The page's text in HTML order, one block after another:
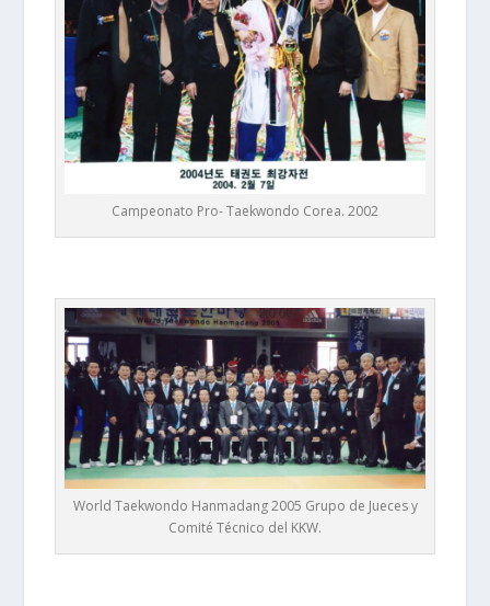
Campeonato Pro- Taekwondo Corea. 2002
World Taekwondo Hanmadang 2005 Grupo de Jueces y
Comité Técnico del KKW.